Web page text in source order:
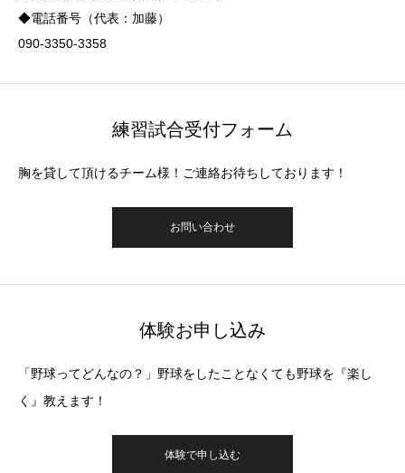
◆電話番号（代表：加藤）
090-3350-3358
練習試合受付フォーム
胸を貸して頂けるチーム様！ご連絡お待ちしております！
お問い合わせ
体験お申し込み
「野球ってどんなの？」野球をしたことなくても野球を『楽し
く』教えます！
体験で申し込む